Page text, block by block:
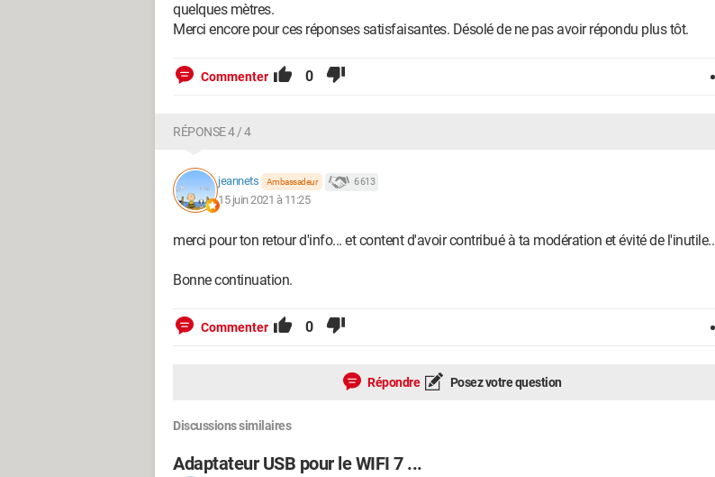
quelques mètres.
Merci encore pour ces réponses satisfaisantes. Désolé de ne pas avoir répondu plus tôt.
Commenter 0
RÉPONSE 4 / 4
jeannets Ambassadeur 6 613
15 juin 2021 à 11:25
merci pour ton retour d'info... et content d'avoir contribué à ta modération et évité de l'inutile..
Bonne continuation.
Commenter 0
Répondre Posez votre question
Discussions similaires
Adaptateur USB pour le WIFI 7 ...